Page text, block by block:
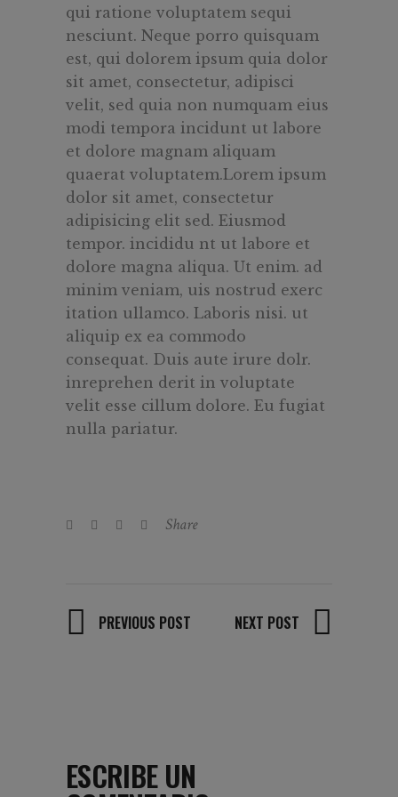
qui ratione voluptatem sequi
nesciunt. Neque porro quisquam
est, qui dolorem ipsum quia dolor
sit amet, consectetur, adipisci
velit, sed quia non numquam eius
modi tempora incidunt ut labore
et dolore magnam aliquam
quaerat voluptatem.Lorem ipsum
dolor sit amet, consectetur
adipisicing elit sed. Eiusmod
tempor. incididu nt ut labore et
dolore magna aliqua. Ut enim. ad
minim veniam, uis nostrud exerc
itation ullamco. Laboris nisi. ut
aliquip ex ea commodo
consequat. Duis aute irure dolr.
inreprehen derit in voluptate
velit esse cillum dolore. Eu fugiat
nulla pariatur.
Share
PREVIOUS POST NEXT POST
ESCRIBE UN